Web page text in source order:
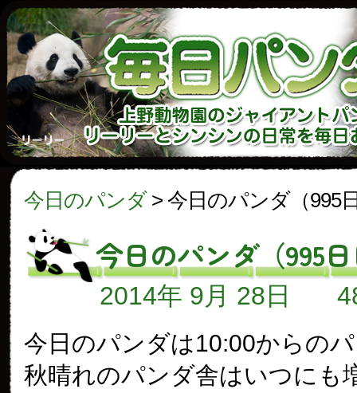
今日のパンダ> 今日のパンダ（995
今日のパンダ（995
2014年 9月 28日
今日のパンダは10:00からの
秋晴れのパンダ舎はいつにも